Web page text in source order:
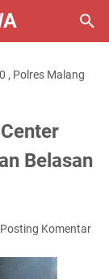
, Polres Malang
Belasan
Posting Komentar